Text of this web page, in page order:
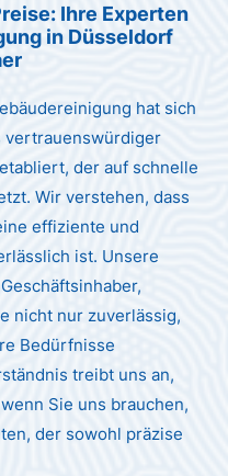
Ihre Experten
in Düsseldorf
hat sich
vertrauenswürdiger
der auf schnelle
Wir verstehen, dass
effiziente und
ist. Unsere
nicht nur zuverlässig,
Bedürfnisse
treibt uns an,
Sie uns brauchen,
der sowohl präzise